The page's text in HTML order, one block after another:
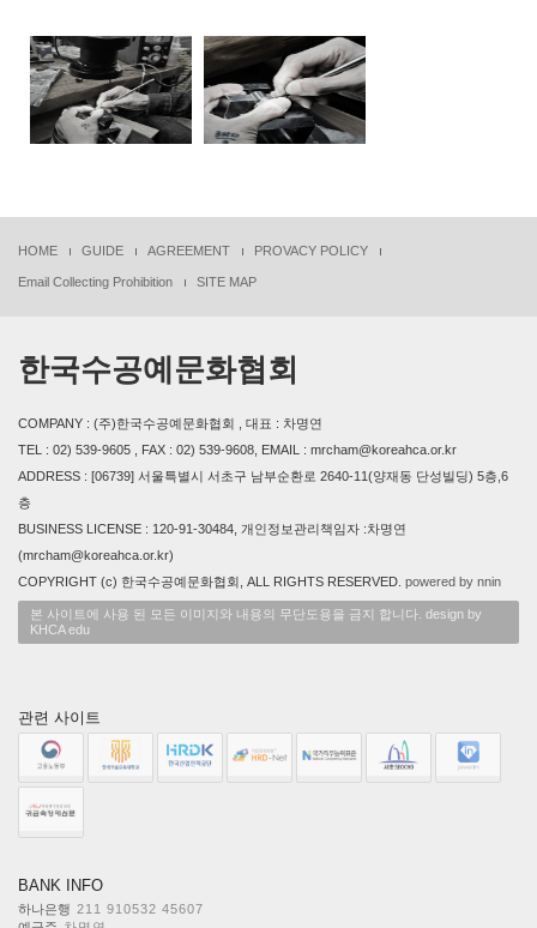
HOME GUIDE AGREEMENT PROVACY POLICY
Email Collecting Prohibition SITE MAP
한국수공예문화협회
COMPANY : (주)한국수공예문화협회 , 대표 : 차명연
TEL : 02) 539-9605 , FAX : 02) 539-9608, EMAIL : mrcham@koreahca.or.kr
ADDRESS : [06739] 서울특별시 서초구 남부순환로 2640-11(양재동 단성빌딩) 5층,6
층
BUSINESS LICENSE : 120-91-30484, 개인정보관리책임자 :차명연
(mrcham@koreahca.or.kr)
COPYRIGHT (c) 한국수공예문화협회, ALL RIGHTS RESERVED. powered by nnin
본 사이트에 사용 된 모든 이미지와 내용의 무단도용을 금지 합니다. design by
KHCA edu
관련 사이트
BANK INFO
하나은행 211 910532 45607